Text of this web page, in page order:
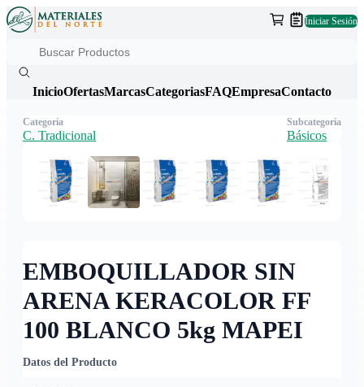
Iniciar Sesión
InicioOfertasMarcasCategoriasFAQEmpresaContacto
EMBOQUILLADOR SIN
ARENA KERACOLOR FF
100 BLANCO 5kg MAPEI
Datos del Producto
Categoría
C. Tradicional
Subcategoría
Básicos